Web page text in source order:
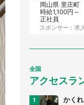
岡山県 里庄町
時給1,100円～
正社員
スポンサー：求
全国
アクセスラ
かく